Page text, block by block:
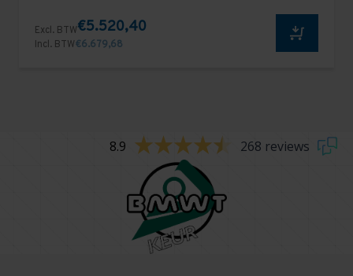
Excl. BTW€5.520,40
Incl. BTW€6.679,68
8.9 268 reviews